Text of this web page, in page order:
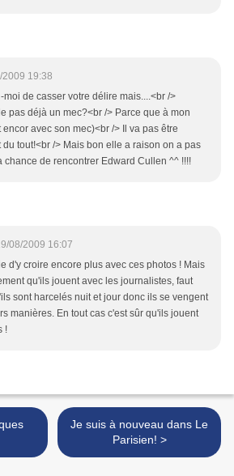
2009 19:38
moi de casser votre délire mais....<br />
pas déjà un mec?<br /> Parce que à mon
avec son mec)<br /> Il va pas être
du tout!<br /> Mais bon elle a raison on a pas
chance de rencontrer Edward Cullen ^^ !!!!
08/2009 16:07
d'y croire encore plus avec ces photos ! Mais
qu'ils jouent avec les journalistes, faut
sont harcelés nuit et jour donc ils se vengent
manières. En tout cas c'est sûr qu'ils jouent
!
Je suis à nouveau dans Le
Parisien! >